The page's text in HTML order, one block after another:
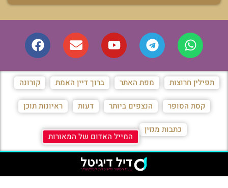
תפילין חרוצות מפת האתר ברוך דיין האמת קורונה
קסת הסופר הנצפים ביותר דעות ראיונות תוכן
כתבות מגזין
המייל האדום של המאורות